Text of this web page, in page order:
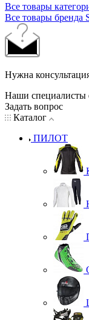
Все товары
Все товары бренда
Нужна
Наши специалисты
Задать вопрос
Каталог
ПИЛОТ